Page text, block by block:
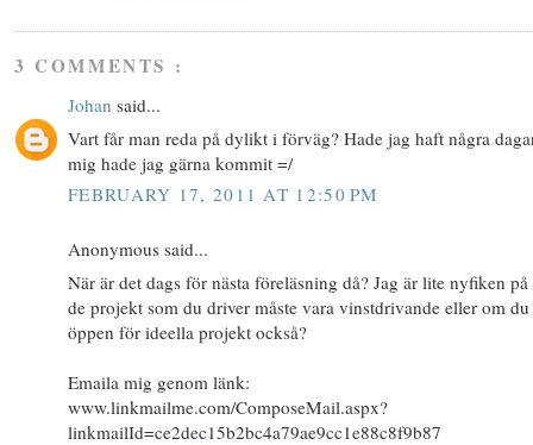
3 COMMENTS :
Johan said...
Vart får man reda på dylikt i förväg? Hade jag haft några
mig hade jag gärna kommit =/
FEBRUARY 17, 2011 AT 12:50 PM
Anonymous said...
När är det dags för nästa föreläsning då? Jag är lite nyfiken
de projekt som du driver måste vara vinstdrivande eller om du
öppen för ideella projekt också?
Emaila mig genom länk:
www.linkmailme.com/ComposeMail.aspx?
linkmailId=ce2dec15b2bc4a79ae9cc1e88c8f9b87